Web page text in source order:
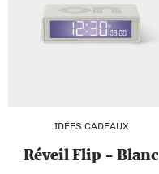
IDÉES CADEAUX
Réveil Flip - Blanc